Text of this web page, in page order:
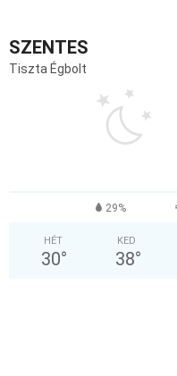
SZENTES
Tiszta Égbolt
29%
HÉT
30°
KED
38°